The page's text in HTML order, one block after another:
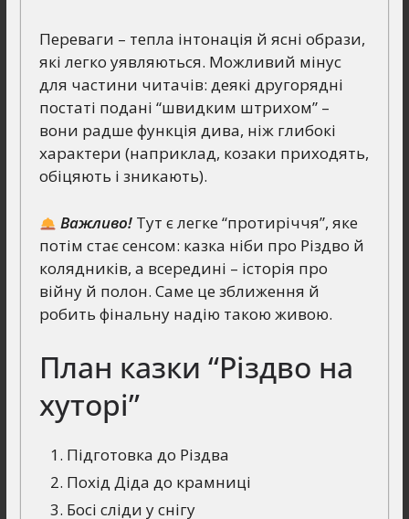
Переваги – тепла інтонація й ясні образи,
які легко уявляються. Можливий мінус
для частини читачів: деякі другорядні
постаті подані “швидким штрихом” –
вони радше функція дива, ніж глибокі
характери (наприклад, козаки приходять,
обіцяють і зникають).
Важливо! Тут є легке “протиріччя”, яке
потім стає сенсом: казка ніби про Різдво й
колядників, а всередині – історія про
війну й полон. Саме це зближення й
робить фінальну надію такою живою.
План казки “Різдво на
хуторі”
Підготовка до Різдва
Похід Діда до крамниці
Босі сліди у снігу